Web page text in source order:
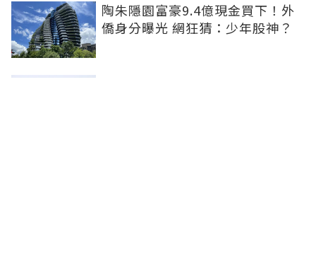
陶朱隱園富豪9.4億現金買下！外
僑身分曝光 網狂猜：少年股神？